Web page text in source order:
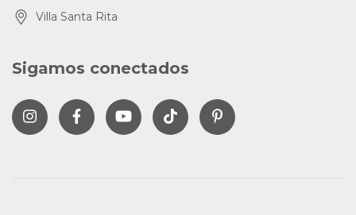
Villa Santa Rita
Sigamos conectados